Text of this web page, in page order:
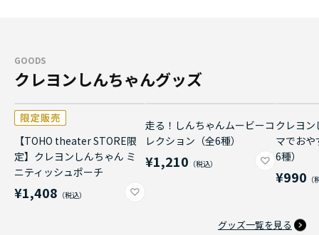
GOODS
クレヨンしんちゃんグッズ
【TOHO theater STORE限
定】クレヨンしんちゃん ミ
ニティッシュポーチ
¥1,408
走る！しんちゃんムービーコ
レクション（全6種）
¥1,210
クレヨ
マでお
6種）
¥990
グッズ一覧を見る